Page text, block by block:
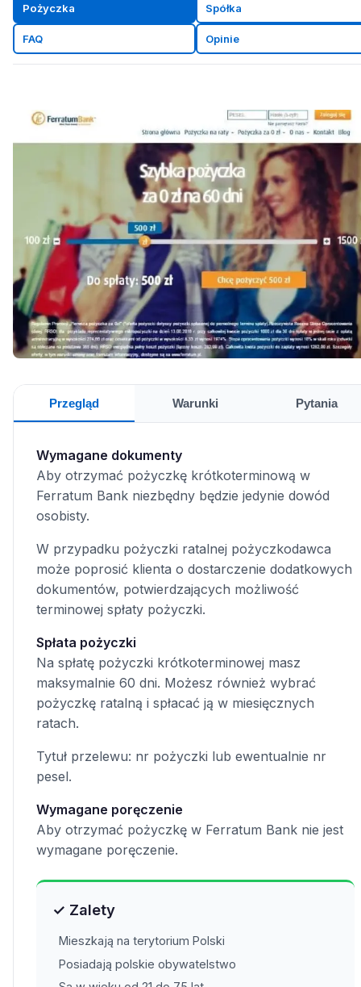
Pożyczka Spółka
FAQ Opinie
Przegląd Warunki Pytania
Wymagane dokumenty
Aby otrzymać pożyczkę krótkoterminową w
Ferratum Bank niezbędny będzie jedynie dowód
osobisty.
W przypadku pożyczki ratalnej pożyczkodawca
może poprosić klienta o dostarczenie dodatkowych
dokumentów, potwierdzających możliwość
terminowej spłaty pożyczki.
Spłata pożyczki
Na spłatę pożyczki krótkoterminowej masz
maksymalnie 60 dni. Możesz również wybrać
pożyczkę ratalną i spłacać ją w miesięcznych
ratach.
Tytuł przelewu: nr pożyczki lub ewentualnie nr
pesel.
Wymagane poręczenie
Aby otrzymać pożyczkę w Ferratum Bank nie jest
wymagane poręczenie.
✓ Zalety
Mieszkają na terytorium Polski
Posiadają polskie obywatelstwo